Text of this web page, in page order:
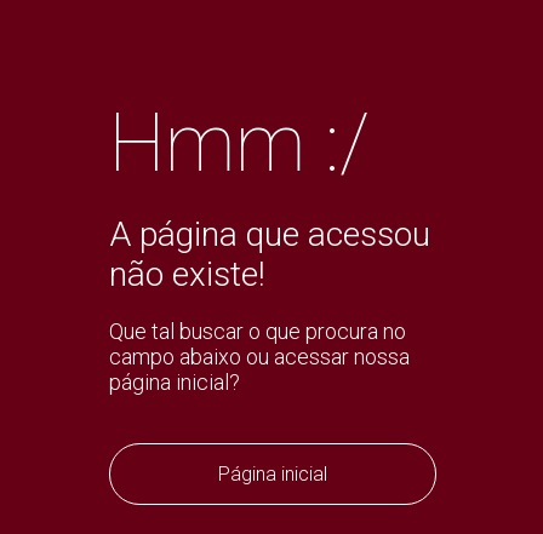
Hmm :/
A página que acessou
não existe!
Que tal buscar o que procura no
campo abaixo ou acessar nossa
página inicial?
Página inicial